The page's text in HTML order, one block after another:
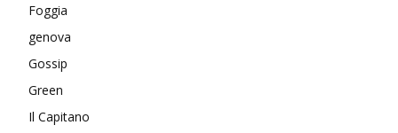
Foggia
genova
Gossip
Green
Il Capitano